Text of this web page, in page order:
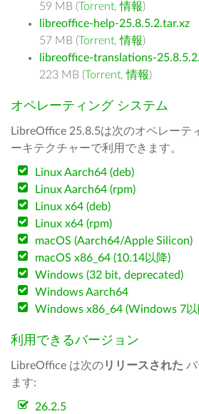
59 MB (Torrent,情報)
libreoffice-help-25.8.5.2.tar.xz
57 MB (Torrent,情報)
libreoffice-translations-
223 MB (Torrent,情報)
オペレーティング システム
LibreOffice 25.8.5は次のオペレーテ
ーキテクチャーで利用できます。
Linux Aarch64 (deb)
Linux Aarch64 (rpm)
Linux x64 (deb)
Linux x64 (rpm)
macOS (Aarch64/Apple Silicon)
macOS x86_64 (10.14以降)
Windows (32 bit, deprecated)
Windows Aarch64
Windows x86_64 (Windows 7以
利用できるバージョン
LibreOffice は次のリリースされた
ます:
26.2.5